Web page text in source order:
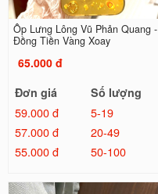
Ốp Lưng Lông Vũ Phản Quang -
Đồng Tiền Vàng Xoay
65.000 đ
Đơn giá
Số lượng
59.000 đ
5-19
57.000 đ
20-49
55.000 đ
50-100